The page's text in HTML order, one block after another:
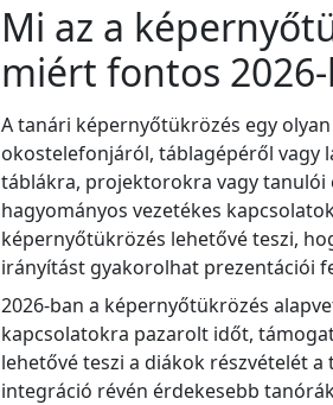
Mi az a
miért fontos
A tanári képernyőtükrözés egy
okostelefonjáról, táblagépéről vagy
táblákra, projektorokra vagy tanulói
hagyományos vezetékes
képernyőtükrözés lehetővé teszi,
irányítást gyakorolhat prezentációi
2026-ban a képernyőtükrözés
kapcsolatokra pazarolt időt,
lehetővé teszi a diákok részvételét
integráció révén érdekesebb